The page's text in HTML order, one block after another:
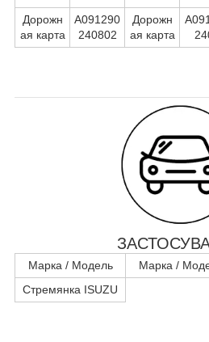
Дорожн
ая карта
А091290
240802
Дорожн
ая карта
Марка / Модель Марка /
Стремянка ISUZU